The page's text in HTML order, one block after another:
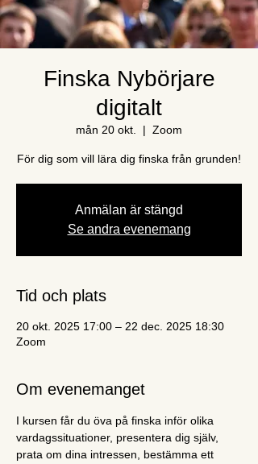
Finska Nybörjare
digitalt
mån 20 okt.
  |
Zoom
För dig som vill lära dig finska från grunden!
Anmälan är stängd
Se andra evenemang
Tid och plats
20 okt. 2025 17:00 – 22 dec. 2025 18:30
Zoom
Om evenemanget
I kursen får du öva på finska inför olika
vardagssituationer, presentera dig själv,
prata om dina intressen, bestämma ett